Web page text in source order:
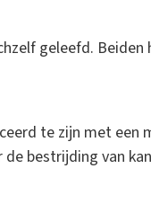
geleefd.
te zijn met een
bestrijding van